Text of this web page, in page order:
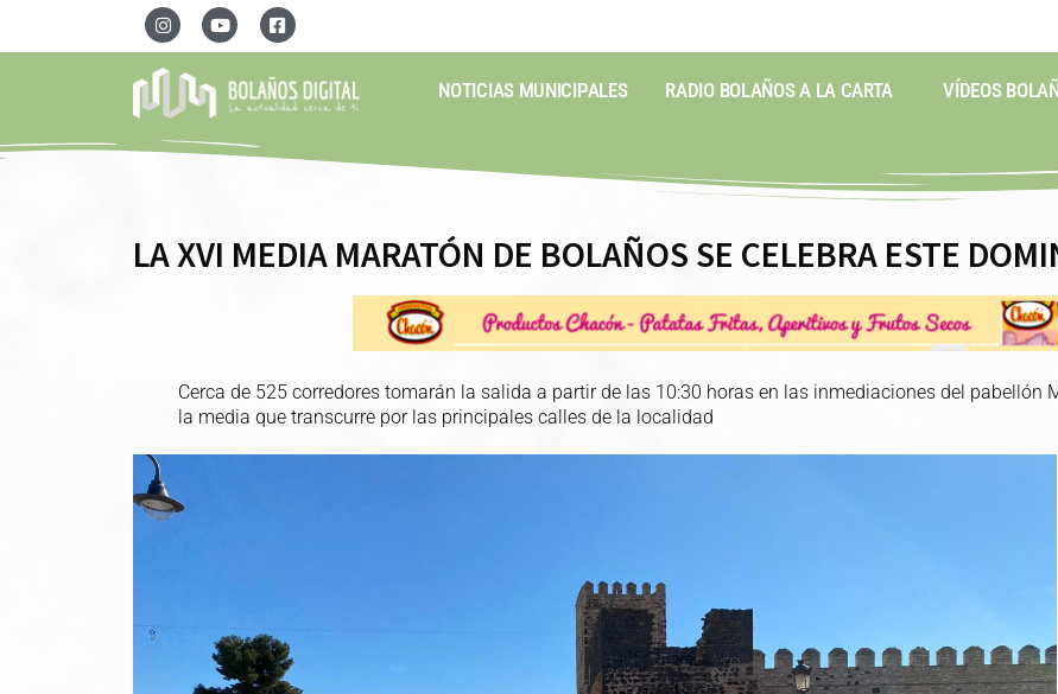
NOTICIAS MUNICIPALES RADIO BOLAÑOS A LA CARTA VÍDEOS
LA XVI MEDIA MARATÓN DE BOLAÑOS SE CELEBRA ESTE
Cerca de 525 corredores tomarán la salida a partir de las 10:30 horas en las inmediaciones del pabellón
la media que transcurre por las principales calles de la localidad